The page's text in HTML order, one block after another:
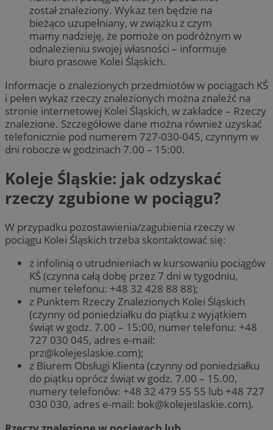
został znaleziony. Wykaz ten będzie na
bieżąco uzupełniany, w związku z czym
mamy nadzieję, że pomoże on podróżnym w
odnalezieniu swojej własności – informuje
biuro prasowe Kolei Śląskich.
Informacje o znalezionych przedmiotów w pociągach KŚ
i pełen wykaz rzeczy znalezionych można znaleźć na
stronie internetowej Kolei Śląskich, w zakładce – Rzeczy
znalezione. Szczegółowe dane można również uzyskać
telefonicznie pod numerem 727-030-045, czynnym w
dni robocze w godzinach 7.00 – 15:00.
Koleje Śląskie: jak odzyskać
rzeczy zgubione w pociągu?
W przypadku pozostawienia/zagubienia rzeczy w
pociągu Kolei Śląskich trzeba skontaktować się:
z infolinią o utrudnieniach w kursowaniu pociągów
KŚ (czynna całą dobę przez 7 dni w tygodniu,
numer telefonu: +48 32 428 88 88);
z Punktem Rzeczy Znalezionych Kolei Śląskich
(czynny od poniedziałku do piątku z wyjątkiem
świąt w godz. 7.00 – 15:00, numer telefonu: +48
727 030 045, adres e-mail:
prz@kolejeslaskie.com);
z Biurem Obsługi Klienta (czynny od poniedziałku
do piątku oprócz świąt w godz. 7.00 – 15.00,
numery telefonów: +48 32 479 55 55 lub +48 727
030 030, adres e-mail: bok@kolejeslaskie.com).